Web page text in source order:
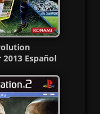
2013 Español